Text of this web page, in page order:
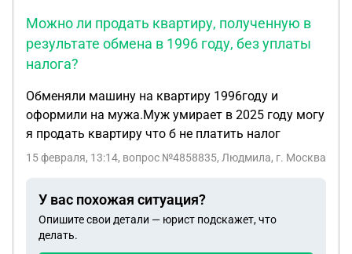
Можно ли продать квартиру, полученную в
результате обмена в 1996 году, без уплаты
налога?
Обменяли машину на квартиру 1996году и
оформили на мужа.Муж умирает в 2025 году могу
я продать квартиру что б не платить налог
15 февраля, 13:14, вопрос №4858835, Людмила, г. Москва
У вас похожая ситуация?
Опишите свои детали — юрист подскажет, что
делать.